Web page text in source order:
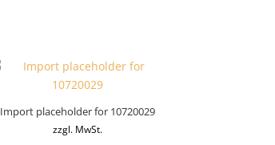
Import placeholder for 10720029
zzgl. MwSt.